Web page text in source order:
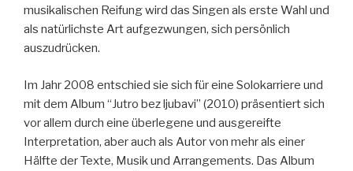
musikalischen Reifung wird das Singen als erste Wahl und
als natürlichste Art aufgezwungen, sich persönlich
auszudrücken.
Im Jahr 2008 entschied sie sich für eine Solokarriere und
mit dem Album “Jutro bez ljubavi” (2010) präsentiert sich
vor allem durch eine überlegene und ausgereifte
Interpretation, aber auch als Autor von mehr als einer
Hälfte der Texte, Musik und Arrangements. Das Album